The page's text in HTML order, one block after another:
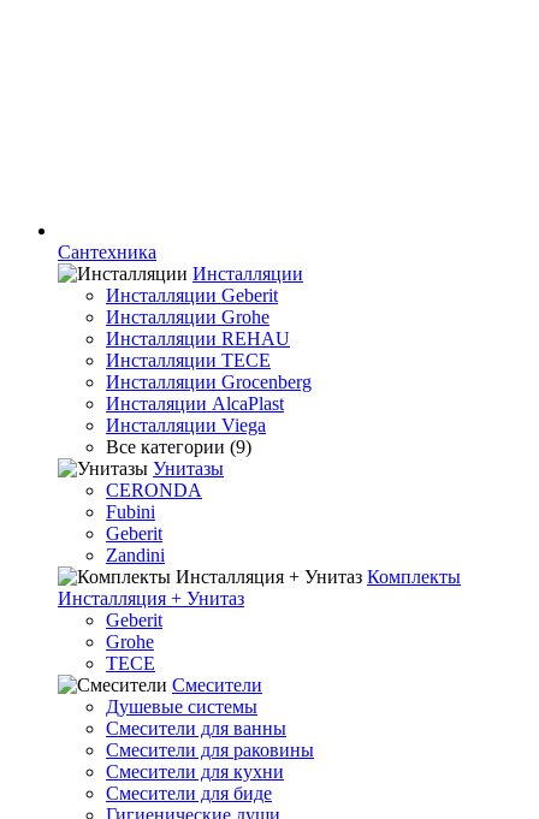
Сантехника
Инсталляции
Инсталляции Geberit
Инсталляции Grohe
Инсталляции REHAU
Инсталляции TECE
Инсталляции Grocenberg
Инсталяции AlcaPlast
Инсталляции Viega
Все категории (9)
Унитазы
CERONDA
Fubini
Geberit
Zandini
Комплекты
Инсталляция + Унитаз
Geberit
Grohe
TECE
Смесители
Душевые системы
Смесители для ванны
Смесители для раковины
Смесители для кухни
Смесители для биде
Гигиенические души